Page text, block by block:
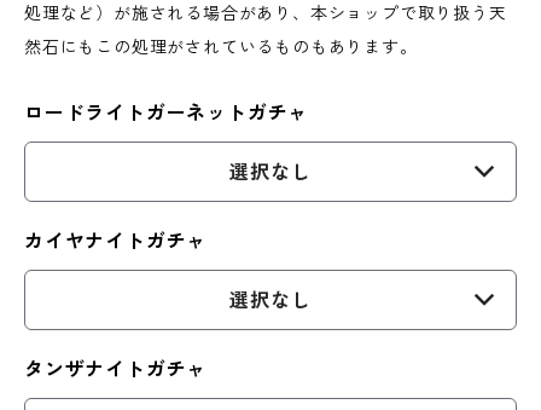
処理など）が施される場合があり、本ショップで取り扱う天
然石にもこの処理がされているものもあります。
ロードライトガーネットガチャ
選択なし
カイヤナイトガチャ
選択なし
タンザナイトガチャ